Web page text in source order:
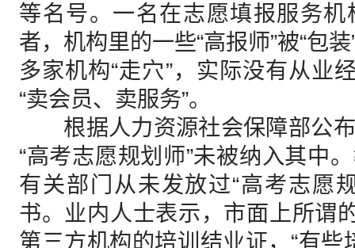
等名号。一名在志愿填报服务
者，机构里的一些“高报师”被“包
多家机构“走穴”，实际没有从业
“卖会员、卖服务”。
根据人力资源社会保障部公布
“高考志愿规划师”未被纳入其中
有关部门从未发放过“高考志愿
书。业内人士表示，市面上所谓
第三方机构的培训结业证，“有些